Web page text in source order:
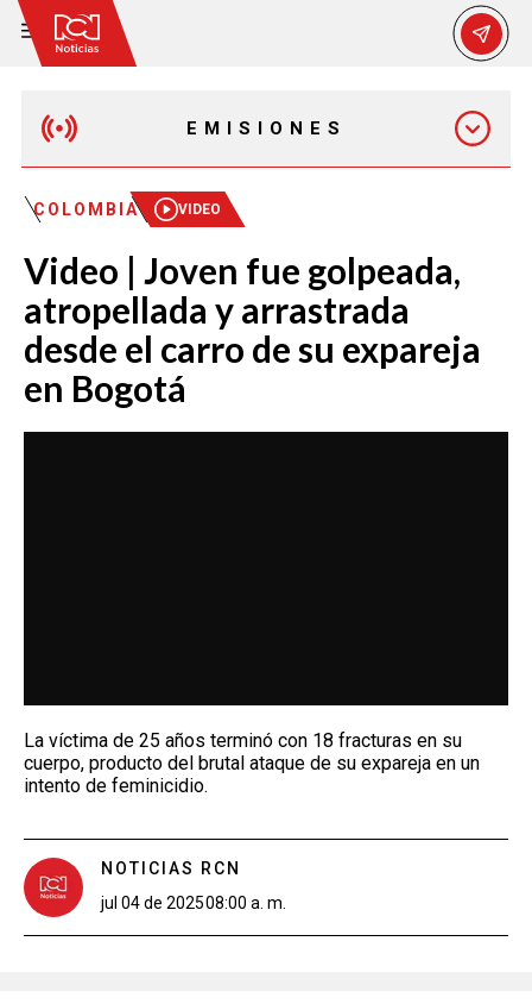
EMISIONES
EMISIÓN 12:30 PM
EMISIÓN 7:00 PM
COLOMBIA VIDEO
Video | Joven fue golpeada,
atropellada y arrastrada
desde el carro de su expareja
en Bogotá
La víctima de 25 años terminó con 18 fracturas en su
cuerpo, producto del brutal ataque de su expareja en un
intento de feminicidio.
NOTICIAS RCN
jul 04 de 202508:00 a. m.